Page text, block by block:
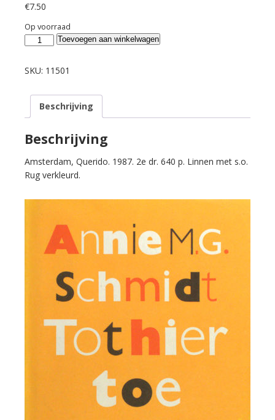
€7.50
Op voorraad
Schmidt,
M.G.
hier
aantal
Toevoegen aan winkelwagen
SKU: 11501
Beschrijving
Beschrijving
Amsterdam, Querido. 1987. 2e dr. 640 p. Linnen met s.o.
Rug verkleurd.